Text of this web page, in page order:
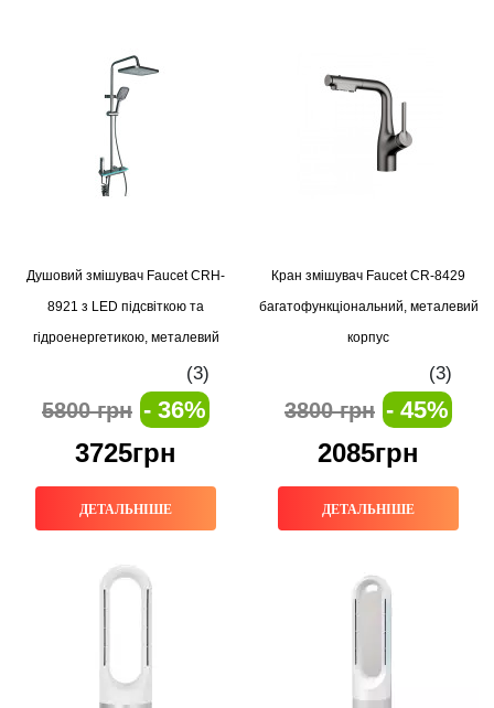
Душовий змішувач Faucet CRH-
8921 з LED підсвіткою та
гідроенергетикою, металевий
(3)
5800 грн - 36%
3725грн
ДЕТАЛЬНІШЕ
Кран змішувач Faucet CR-8429
багатофункціональний, металевий
корпус
(3)
3800 грн - 45%
2085грн
ДЕТАЛЬНІШЕ